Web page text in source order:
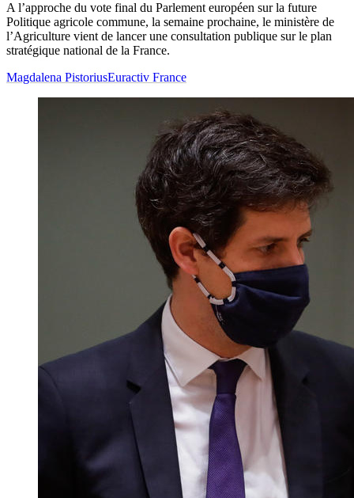
A l’approche du vote final du Parlement européen sur la future
Politique agricole commune, la semaine prochaine, le ministère de
l’Agriculture vient de lancer une consultation publique sur le plan
stratégique national de la France.
Magdalena PistoriusEuractiv France